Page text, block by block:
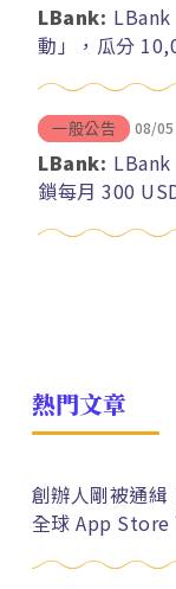
LBank:
動」，瓜分
一般公告 08/05
LBank:
鎖每月 300
熱門文章
創辦人剛被通
全球 App Store